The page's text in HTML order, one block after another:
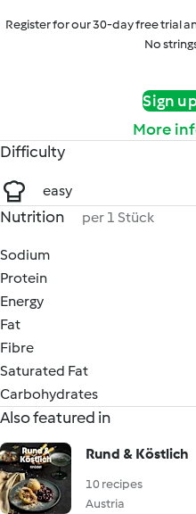
Register for our 30-day free trial
No
Sign
More
Difficulty
easy
Nutrition per 1 Stück
Sodium
Protein
Energy
Fat
Fibre
Saturated Fat
Carbohydrates
Also featured in
Rund & Köstlich
10 recipes
Austria